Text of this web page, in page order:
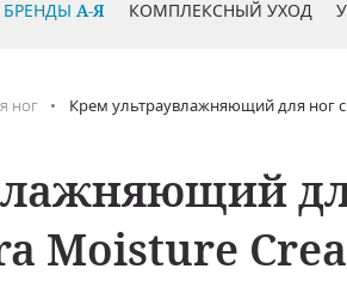
БРЕНДЫ А-Я КОМПЛЕКСНЫЙ УХОД
ног Крем ультраувлажняющий для ног
Moisture